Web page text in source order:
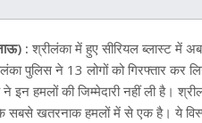
:श्रीलंका में हुए सीरियल ब्लास्ट में
पुलिस ने 13लोगों को गिरफ्तार कर
इन हमलों की जिम्मेदारी नहीं ली है।
खतरनाक हमलों में से एक है। ये